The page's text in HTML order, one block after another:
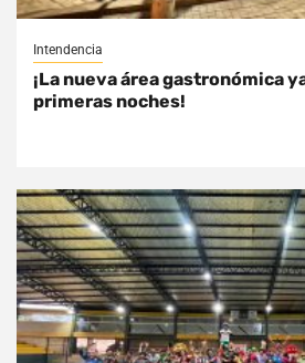
Intendencia
¡La nueva área gastronómica
primeras noches!